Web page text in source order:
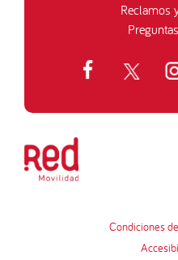
Reclamos
Condiciones